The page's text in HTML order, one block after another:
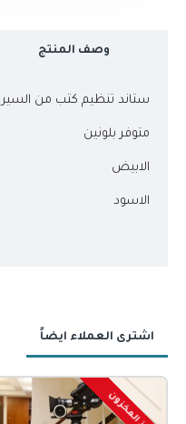
وصف المنتج
ستاند تنظيم كتب من
متوفر بلونين
الابيض
الاسود
اشترى العملاء ايضاً
نفذ المخزون